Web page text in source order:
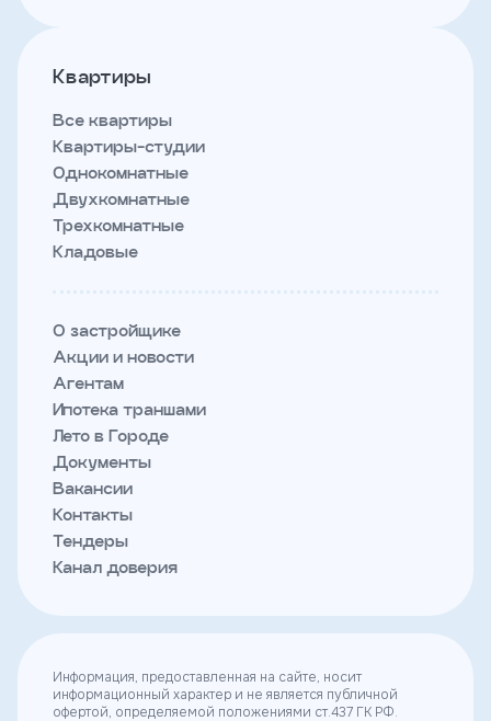
Квартиры
Все квартиры
Квартиры-студии
Однокомнатные
Двухкомнатные
Трехкомнатные
Кладовые
О застройщике
Акции и новости
Агентам
Ипотека траншами
Лето в Городе
Документы
Вакансии
Контакты
Тендеры
Канал доверия
Информация, предоставленная на сайте, носит
информационный характер и не является публичной
офертой, определяемой положениями ст.437 ГК РФ.